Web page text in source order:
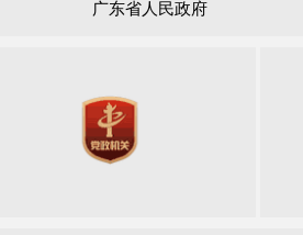
广东省人民政府